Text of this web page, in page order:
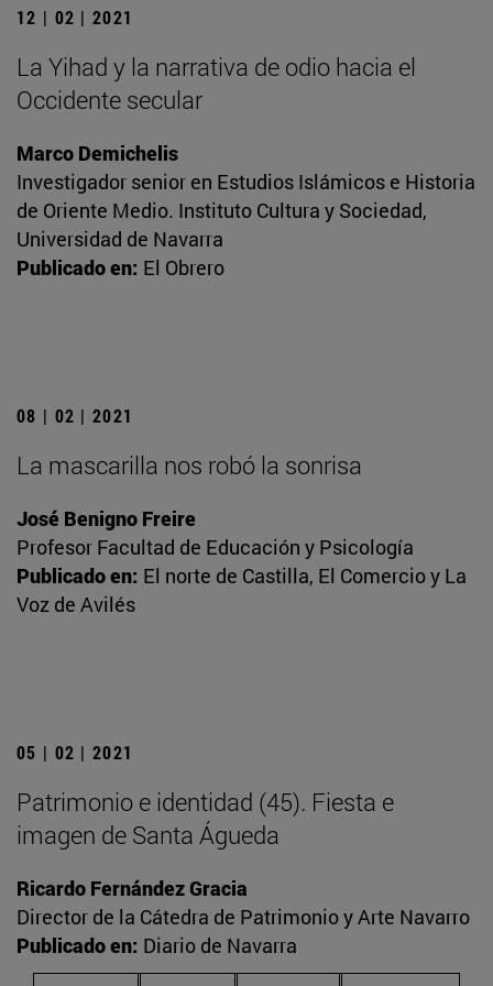
12 | 02 | 2021
La Yihad y la narrativa de odio hacia el
Occidente secular
Marco Demichelis
Investigador senior en Estudios Islámicos e Historia
de Oriente Medio. Instituto Cultura y Sociedad,
Universidad de Navarra
Publicado en: El Obrero
08 | 02 | 2021
La mascarilla nos robó la sonrisa
José Benigno Freire
Profesor Facultad de Educación y Psicología
Publicado en: El norte de Castilla, El Comercio y La
Voz de Avilés
05 | 02 | 2021
Patrimonio e identidad (45). Fiesta e
imagen de Santa Águeda
Ricardo Fernández Gracia
Director de la Cátedra de Patrimonio y Arte Navarro
Publicado en: Diario de Navarra